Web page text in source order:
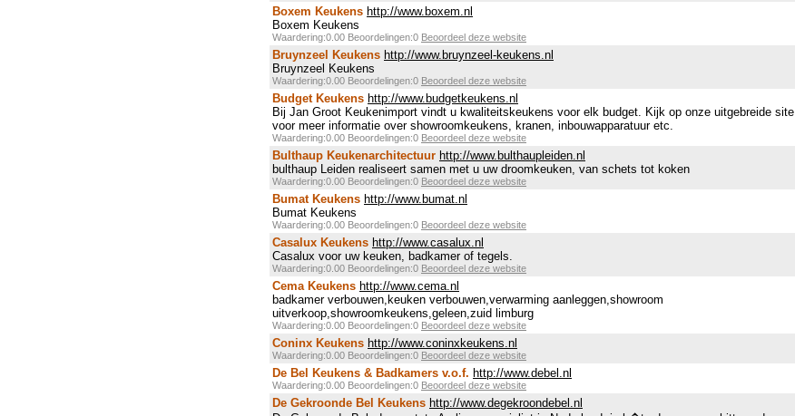
Boxem Keukens http://www.boxem.nl
Boxem Keukens
Waardering:0.00 Beoordelingen:0 Beoordeel deze website
Bruynzeel Keukens http://www.bruynzeel-keukens.nl
Bruynzeel Keukens
Waardering:0.00 Beoordelingen:0 Beoordeel deze website
Budget Keukens http://www.budgetkeukens.nl
Bij Jan Groot Keukenimport vindt u kwaliteitskeukens voor elk budget. Kijk op onze uitgebreide site
voor meer informatie over showroomkeukens, kranen, inbouwapparatuur etc.
Waardering:0.00 Beoordelingen:0 Beoordeel deze website
Bulthaup Keukenarchitectuur http://www.bulthaupleiden.nl
bulthaup Leiden realiseert samen met u uw droomkeuken, van schets tot koken
Waardering:0.00 Beoordelingen:0 Beoordeel deze website
Bumat Keukens http://www.bumat.nl
Bumat Keukens
Waardering:0.00 Beoordelingen:0 Beoordeel deze website
Casalux Keukens http://www.casalux.nl
Casalux voor uw keuken, badkamer of tegels.
Waardering:0.00 Beoordelingen:0 Beoordeel deze website
Cema Keukens http://www.cema.nl
badkamer verbouwen,keuken verbouwen,verwarming aanleggen,showroom
uitverkoop,showroomkeukens,geleen,zuid limburg
Waardering:0.00 Beoordelingen:0 Beoordeel deze website
Coninx Keukens http://www.coninxkeukens.nl
Waardering:0.00 Beoordelingen:0 Beoordeel deze website
De Bel Keukens & Badkamers v.o.f. http://www.debel.nl
Waardering:0.00 Beoordelingen:0 Beoordeel deze website
De Gekroonde Bel Keukens http://www.degekroondebel.nl